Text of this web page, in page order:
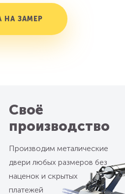
НА ЗАМЕР
Своё
производство
Производим металические
двери любых размеров без
наценок и скрытых
платежей